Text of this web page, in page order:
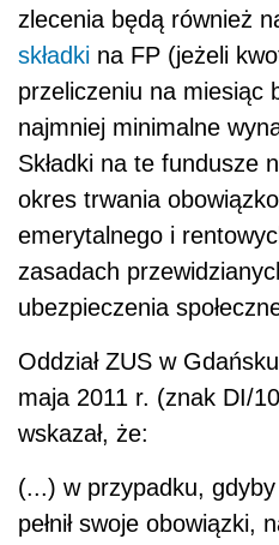
zlecenia będą również
składki na FP (jeżeli
przeliczeniu na miesiąc
najmniej minimalne
Składki na te fundusze
okres trwania
emerytalnego i
zasadach
ubezpieczenia
Oddział ZUS w
maja 2011 r. (znak DI/
wskazał, że:
(...) w przypadku,
pełnił swoje obowiązki,